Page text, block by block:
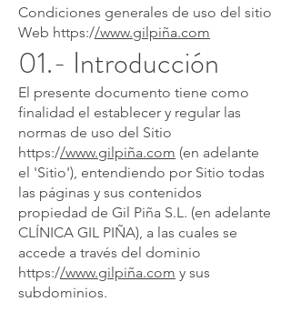
Condiciones generales de uso del sitio
Web https://www.gilpiña.com
01.- Introducción
El presente documento tiene como
finalidad el establecer y regular las
normas de uso del Sitio
https://www.gilpiña.com (en adelante
el 'Sitio'), entendiendo por Sitio todas
las páginas y sus contenidos
propiedad de Gil Piña S.L. (en adelante
CLÍNICA GIL PIÑA), a las cuales se
accede a través del dominio
https://www.gilpiña.com y sus
subdominios.